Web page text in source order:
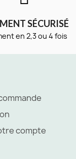
SÉCURISÉ
en 2,3 ou 4 fois
compte